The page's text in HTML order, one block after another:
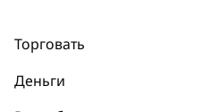
Торговать
Деньги